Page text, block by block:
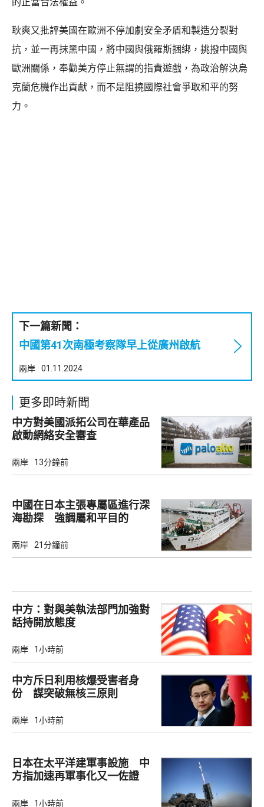
耿爽又批評美國在歐洲不停加劇安全矛盾和製造分裂對
抗，並一再抹黑中國，將中國與俄羅斯捆綁，挑撥中國與
歐洲關係，奉勸美方停止無謂的指責遊戲，為政治解決烏
克蘭危機作出貢獻，而不是阻撓國際社會爭取和平的努
力。
下一篇新聞：
中國第41次南極考察隊早上從廣州啟航
兩岸 01.11.2024
更多即時新聞
中方對美國派拓公司在華產品
啟動網絡安全審查
兩岸 13分鐘前
中國在日本主張專屬區進行深
海勘探 強調屬和平目的
兩岸 21分鐘前
中方：對與美執法部門加強對
話持開放態度
兩岸 1小時前
中方斥日利用核爆受害者身
份 謀突破無核三原則
兩岸 1小時前
日本在太平洋建軍事設施 中
方指加速再軍事化又一佐證
兩岸 1小時前